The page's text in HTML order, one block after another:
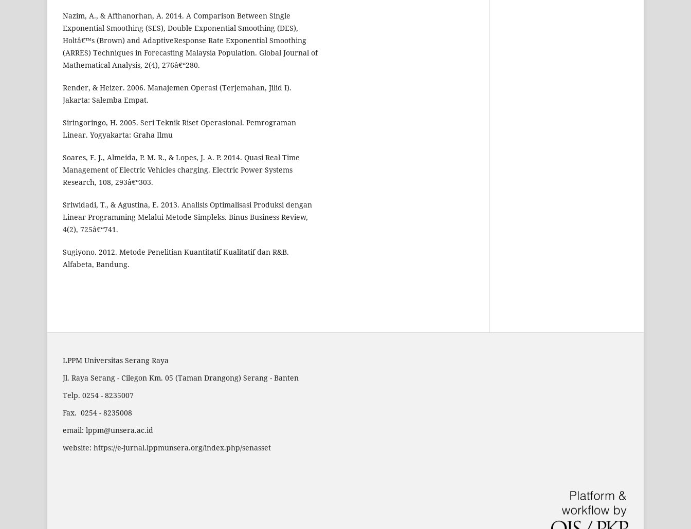
Nazim, A., & Afthanorhan, A. 2014. A Comparison Between Single
Exponential Smoothing (SES), Double Exponential Smoothing (DES),
Holtâ€™s (Brown) and AdaptiveResponse Rate Exponential Smoothing
(ARRES) Techniques in Forecasting Malaysia Population. Global Journal of
Mathematical Analysis, 2(4), 276â€“280.
Render, & Heizer. 2006. Manajemen Operasi (Terjemahan, Jilid I).
Jakarta: Salemba Empat.
Siringoringo, H. 2005. Seri Teknik Riset Operasional. Pemrograman
Linear. Yogyakarta: Graha Ilmu
Soares, F. J., Almeida, P. M. R., & Lopes, J. A. P. 2014. Quasi Real Time
Management of Electric Vehicles charging. Electric Power Systems
Research, 108, 293â€“303.
Sriwidadi, T., & Agustina, E. 2013. Analisis Optimalisasi Produksi dengan
Linear Programming Melalui Metode Simpleks. Binus Business Review,
4(2), 725â€“741.
Sugiyono. 2012. Metode Penelitian Kuantitatif Kualitatif dan R&B.
Alfabeta, Bandung.
LPPM Universitas Serang Raya
Jl. Raya Serang - Cilegon Km. 05 (Taman Drangong) Serang - Banten
Telp. 0254 - 8235007
Fax. 0254 - 8235008
email: lppm@unsera.ac.id
website: https://e-jurnal.lppmunsera.org/index.php/senasset